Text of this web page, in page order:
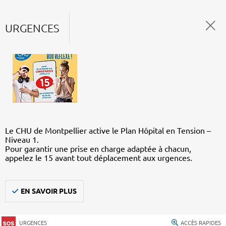
URGENCES
Le CHU de Montpellier active le Plan Hôpital en Tension –
Niveau 1.
Pour garantir une prise en charge adaptée à chacun,
appelez le 15 avant tout déplacement aux urgences.
EN SAVOIR PLUS
URGENCES ACCÈS RAPIDES